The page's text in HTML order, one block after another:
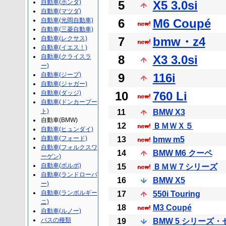
5
X5 3.0si
6
M6 Coupé
7
bmw・z4
8
X3 3.0si
9
116i
10
760 Li
11
BMW X3
12
ＢＭＷＸ５
13
bmw m5
14
BMW M6 クーペ
15
ＢＭＷ７シリーズ
16
BMW X5
17
550i Touring
18
M3 Coupé
19
BMW 5 シリーズ・
自動車(ホンダ)
自動車(マツダ)
自動車(光岡自動車)
自動車(三菱自動車)
自動車(レクサス)
自動車(イエス！)
自動車(クライスラ
ー)
自動車(ジープ)
自動車(ジャガー)
自動車(ダッジ)
自動車(ドンカーブー
ト)
自動車(BMW)
自動車(ヒュンダイ)
自動車(フォード)
自動車(フォルクスワ
ーゲン)
自動車(ボルボ)
自動車(ランドローバ
ー)
自動車(ランボルギー
ニ)
自動車(ルノー)
バスの種類